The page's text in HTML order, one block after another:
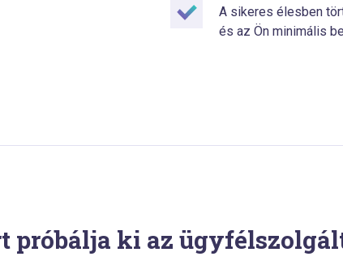
A sikeres élesben
és az Ön minimális
próbálja ki az